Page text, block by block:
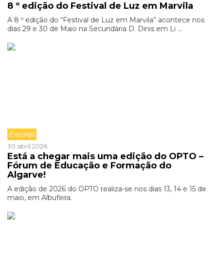
8 º edição do Festival de Luz em Marvila
A 8 º edição do “Festival de Luz em Marvila” acontece nos
dias 29 e 30 de Maio na Secundária D. Dinis em Li ...
Escolas
30 abril 2026
Está a chegar mais uma edição do OPTO –
Fórum de Educação e Formação do
Algarve!
A edição de 2026 do OPTO realiza-se nos dias 13, 14 e 15 de
maio, em Albufeira.